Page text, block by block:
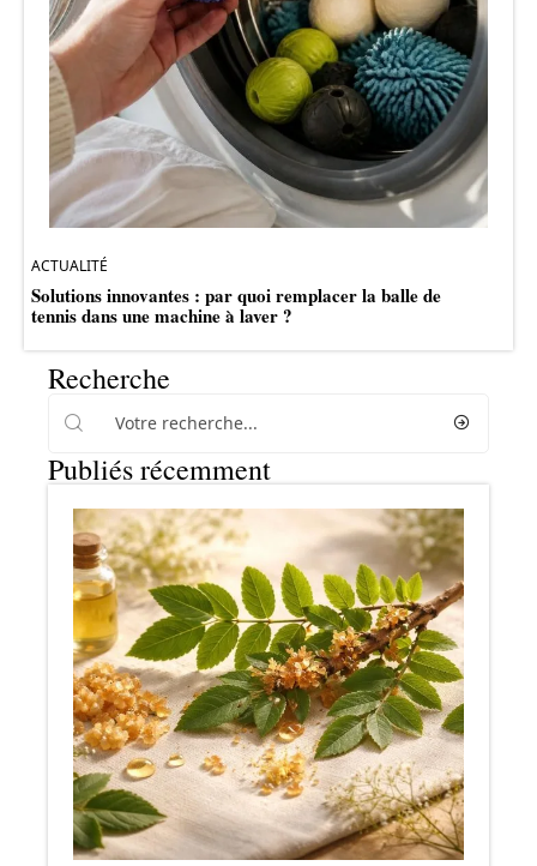
ACTUALITÉ
Solutions innovantes : par quoi remplacer la balle de
tennis dans une machine à laver ?
Recherche
Publiés récemment